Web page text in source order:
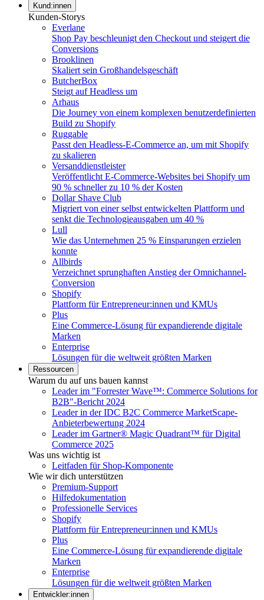
Kund:innen
Kunden-Storys
Everlane
Shop Pay beschleunigt den Checkout und steigert die
Conversions
Brooklinen
Skaliert sein Großhandelsgeschäft
ButcherBox
Steigt auf Headless um
Arhaus
Die Journey von einem komplexen benutzerdefinierten
Build zu Shopify
Ruggable
Passt den Headless-E-Commerce an, um mit Shopify
zu skalieren
Versanddienstleister
Veröffentlicht E-Commerce-Websites bei Shopify um
90 % schneller zu 10 % der Kosten
Dollar Shave Club
Migriert von einer selbst entwickelten Plattform und
senkt die Technologieausgaben um 40 %
Lull
Wie das Unternehmen 25 % Einsparungen erzielen
konnte
Allbirds
Verzeichnet sprunghaften Anstieg der Omnichannel-
Conversion
Shopify
Plattform für Entrepreneur:innen und KMUs
Plus
Eine Commerce-Lösung für expandierende digitale
Marken
Enterprise
Lösungen für die weltweit größten Marken
Ressourcen
Warum du auf uns bauen kannst
Leader im "Forrester Wave™: Commerce Solutions for
B2B"-Bericht 2024
Leader in der IDC B2C Commerce MarketScape-
Anbieterbewertung 2024
Leader im Gartner® Magic Quadrant™ für Digital
Commerce 2025
Was uns wichtig ist
Leitfaden für Shop-Komponente
Wie wir dich unterstützen
Premium-Support
Hilfedokumentation
Professionelle Services
Shopify
Plattform für Entrepreneur:innen und KMUs
Plus
Eine Commerce-Lösung für expandierende digitale
Marken
Enterprise
Lösungen für die weltweit größten Marken
Entwickler:innen